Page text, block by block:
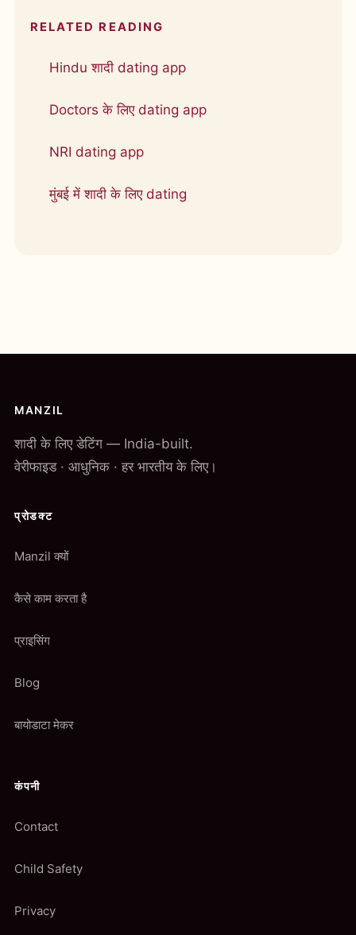
RELATED READING
Hindu शादी dating app
Doctors के लिए dating app
NRI dating app
मुंबई में शादी के लिए dating
MANZIL
शादी के लिए डेटिंग — India-built.
वेरीफाइड · आधुनिक · हर भारतीय के लिए।
प्रोडक्ट
Manzil क्यों
कैसे काम करता है
प्राइसिंग
Blog
बायोडाटा मेकर
कंपनी
Contact
Child Safety
Privacy